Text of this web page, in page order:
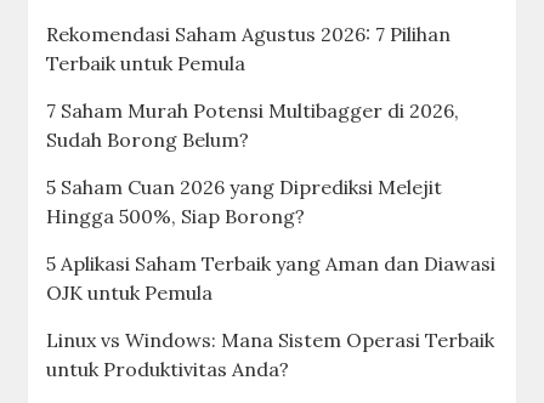
Rekomendasi Saham Agustus 2026: 7 Pilihan
Terbaik untuk Pemula
7 Saham Murah Potensi Multibagger di 2026,
Sudah Borong Belum?
5 Saham Cuan 2026 yang Diprediksi Melejit
Hingga 500%, Siap Borong?
5 Aplikasi Saham Terbaik yang Aman dan Diawasi
OJK untuk Pemula
Linux vs Windows: Mana Sistem Operasi Terbaik
untuk Produktivitas Anda?